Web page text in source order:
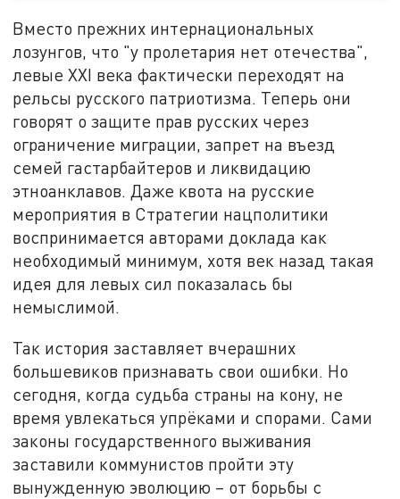
Вместо прежних интернациональных
лозунгов, что "у пролетария нет отечества",
левые XXI века фактически переходят на
рельсы русского патриотизма. Теперь они
говорят о защите прав русских через
ограничение миграции, запрет на въезд
семей гастарбайтеров и ликвидацию
этноанклавов. Даже квота на русские
мероприятия в Стратегии нацполитики
воспринимается авторами доклада как
необходимый минимум, хотя век назад такая
идея для левых сил показалась бы
немыслимой.
Так история заставляет вчерашних
большевиков признавать свои ошибки. Но
сегодня, когда судьба страны на кону, не
время увлекаться упрёками и спорами. Сами
законы государственного выживания
заставили коммунистов пройти эту
вынужденную эволюцию – от борьбы с